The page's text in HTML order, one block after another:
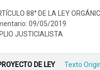
88° DE LA LEY
09/05/2019
JUSTICIALISTA
DE LEY Texto